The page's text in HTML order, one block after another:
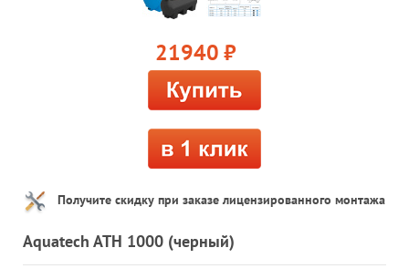
21940 руб.
Получите скидку при заказе лицензированного монтажа
Aquatech ATH 1000 (черный)